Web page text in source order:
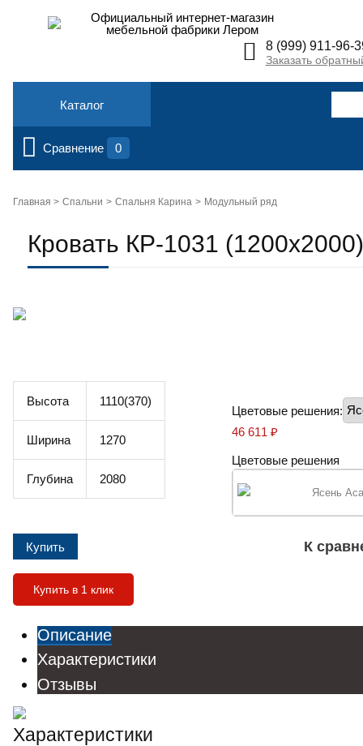
Официальный интернет-магазин
мебельной фабрики Лером
8 (999) 911-96-
Заказать
Каталог
Сравнение 0
Главная > Спальни Спальня Карина Модульный ряд
Кровать КР-1031 (1200х2000)
Высота 1110(370)
Ширина 1270
Глубина 2080
Цветовые решения:
46 611 ₽
Цветовые решения
Ясень
К
Купить в 1 клик
Описание
Характеристики
Отзывы
Характеристики